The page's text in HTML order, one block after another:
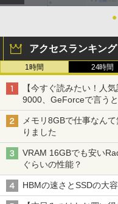
●
アクセスランキング
1時間 24時間
【今すぐ読みたい！人
9000、GeForceで言う
メモリ8GBで仕事なん
りました
VRAM 16GBでも安い
ぐらいの性能？
HBMの速さとSSDの大